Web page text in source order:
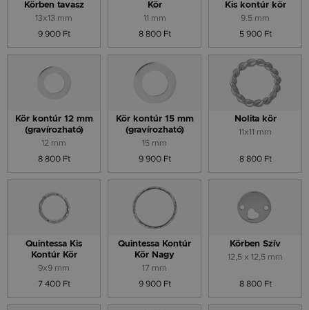
Körben tavasz
13x13 mm
9 900 Ft
Kör
11 mm
8 800 Ft
Kis kontúr kör
9.5 mm
5 900 Ft
Kör kontúr 12 mm
(gravírozható)
12 mm
8 800 Ft
Kör kontúr 15 mm
(gravírozható)
15 mm
9 900 Ft
Nolita kör
11x11 mm
8 800 Ft
Quintessa Kis
Kontúr Kör
9x9 mm
7 400 Ft
Quintessa Kontúr
Kör Nagy
17 mm
9 900 Ft
Körben Szív
12,5 x 12,5 mm
8 800 Ft